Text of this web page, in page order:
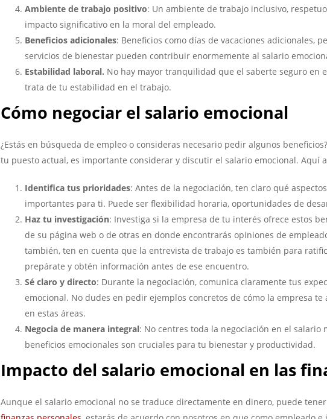
Ambiente de trabajo positivo: Un ambiente de trabajo inclusivo,
impacto significativo en la moral del empleado.
Beneficios adicionales: Beneficios como días de vacaciones adicionales,
servicios de bienestar pueden contribuir enormemente al salario
Estabilidad laboral. No hay mayor tranquilidad que el saberte seguro en
trata de tu estabilidad en el trabajo.
Cómo negociar el salario emocional
¿Estás en búsqueda de empleo o consideras necesario pedir algunos
tu puesto actual, es importante considerar y discutir el salario emocional. Aquí
Identifica tus prioridades: Antes de la negociación, ten claro qué
importantes para ti. Puede ser flexibilidad horaria, oportunidades de
Haz tu investigación: Investiga si la empresa de tu interés ofrece estos
de su página web o de otras en donde encontrarás opiniones de
también, ten en cuenta que la entrevista de trabajo es también para
prepárate y obtén información antes de ese encuentro.
Sé claro y directo: Durante la negociación, comunica claramente tus
emocional. No dudes en pedir ejemplos concretos de cómo la empresa te
en estas áreas.
Negocia de manera integral: No centres toda la negociación en el salario
beneficios emocionales son cruciales para tu bienestar y productividad.
Impacto del salario emocional en las
Aunque el salario emocional no se traduce directamente en dinero, puede